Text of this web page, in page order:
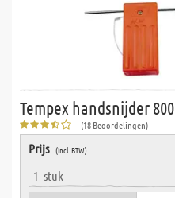
Tempex handsnijder 800
(18 Beoordelingen)
Prijs (incl. BTW)
1 stuk